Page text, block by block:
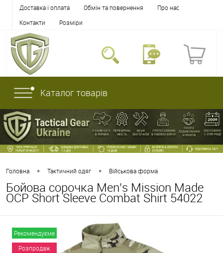
Доставка і оплата Обмін та повернення
Про нас
Контакти
Розміри
Каталог товарів
Головна • Тактичний одяг • Військова форма
Бойова сорочка Men's Mission Made
OCP Short Sleeve Combat Shirt 54022
Рекомендуєме
Розпродаж